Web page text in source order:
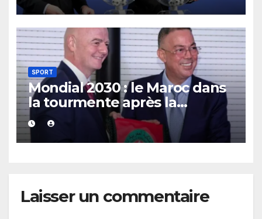
la tête de l’instance
mondiale.
SPORT
Mondial 2030 : le Maroc dans
la tourmente après la
demande de retrait formulée
par un parti écologiste
portugais.
Laisser un commentaire